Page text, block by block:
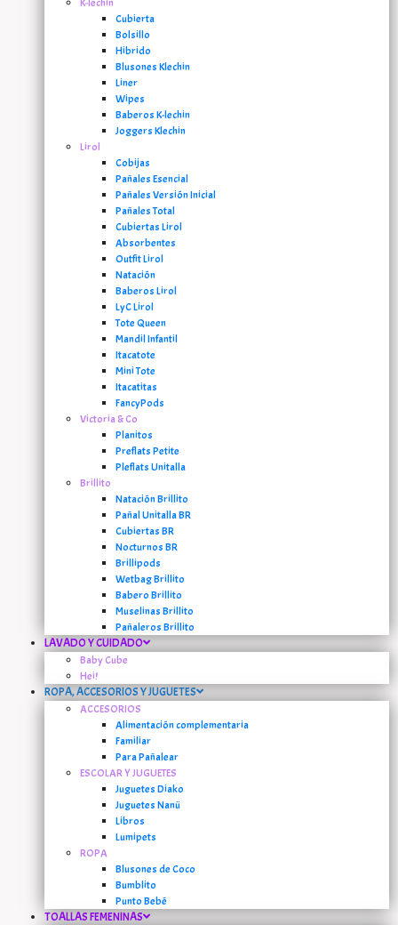
Cubierta
Bolsillo
Hibrido
Blusones Klechin
Liner
Wipes
Baberos K-lechin
Joggers Klechin
Lirol
Cobijas
Pañales Esencial
Pañales Versión Inicial
Pañales Total
Cubiertas Lirol
Absorbentes
Outfit Lirol
Natación
Baberos Lirol
LyC Lirol
Tote Queen
Mandil Infantil
Itacatote
Mini Tote
Itacatitas
FancyPods
Victoria & Co
Planitos
Preflats Petite
Pleflats Unitalla
Brillito
Natación Brillito
Pañal Unitalla BR
Cubiertas BR
Nocturnos BR
Brillipods
Wetbag Brillito
Babero Brillito
Muselinas Brillito
Pañaleros Brillito
LAVADO Y CUIDADO
Baby Cube
Hei!
ROPA, ACCESORIOS Y JUGUETES
ACCESORIOS
Alimentación complementaria
Familiar
Para Pañalear
ESCOLAR Y JUGUETES
Juguetes Diako
Juguetes Nanü
Libros
Lumipets
ROPA
Blusones de Coco
Bumblito
Punto Bebé
TOALLAS FEMENINAS